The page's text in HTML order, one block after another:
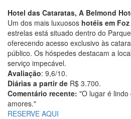
Hotel das Cataratas, A Belmond
Um dos mais luxuosos hotéis em
estrelas está situado dentro do
oferecendo acesso exclusivo às
público. Os hóspedes destacam a
serviço impecável.
Avaliação: 9,6/10.
Diárias a partir de R$ 3.700.
Comentário recente: "O lugar é
amores."
RESERVE AQUI